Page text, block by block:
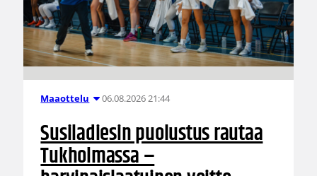
Maaottelu 06.08.2026 21:44
Susiladiesin puolustus rautaa
Tukholmassa –